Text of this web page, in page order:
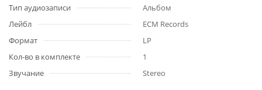
Тип аудиозаписи
Альбом
Лейбл
ECM Records
Формат
LP
Кол-во в комплекте
1
Звучание
Stereo